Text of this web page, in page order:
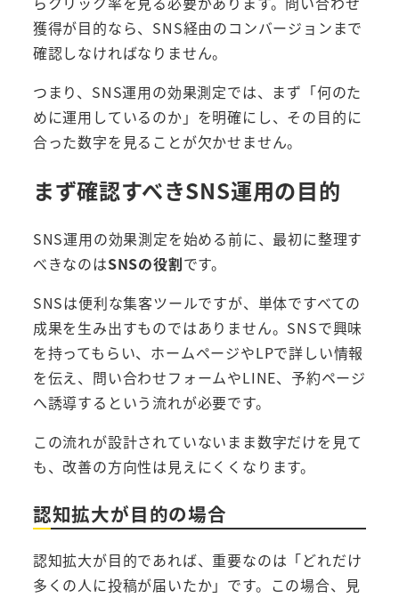
獲得が目的なら、SNS経由のコンバージョンまで
確認しなければなりません。
つまり、SNS運用の効果測定では、まず「何のた
めに運用しているのか」を明確にし、その目的に
合った数字を見ることが欠かせません。
まず確認すべきSNS運用の目的
SNS運用の効果測定を始める前に、最初に整理す
べきなのはSNSの役割です。
SNSは便利な集客ツールですが、単体ですべての
成果を生み出すものではありません。SNSで興味
を持ってもらい、ホームページやLPで詳しい情報
を伝え、問い合わせフォームやLINE、予約ページ
へ誘導するという流れが必要です。
この流れが設計されていないまま数字だけを見て
も、改善の方向性は見えにくくなります。
認知拡大が目的の場合
認知拡大が目的であれば、重要なのは「どれだけ
多くの人に投稿が届いたか」です。この場合、見